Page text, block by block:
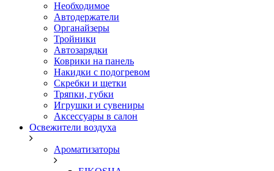
Необходимое
Автодержатели
Органайзеры
Тройники
Автозарядки
Коврики на панель
Накидки с подогревом
Скребки и щетки
Тряпки, губки
Игрушки и сувениры
Аксессуары в салон
Освежители воздуха
Ароматизаторы